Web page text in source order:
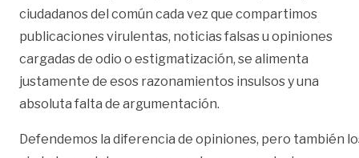
ciudadanos del común cada vez que compartimos
publicaciones virulentas, noticias falsas u opiniones
cargadas de odio o estigmatización, se alimenta
justamente de esos razonamientos insulsos y una
absoluta falta de argumentación.
Defendemos la diferencia de opiniones, pero también